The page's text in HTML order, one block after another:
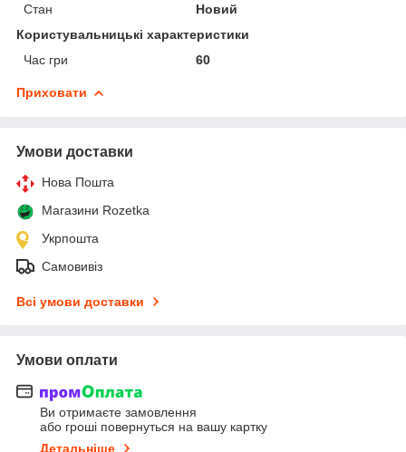
Стан
Новий
Користувальницькі характеристики
Час гри
60
Приховати
Умови доставки
Нова Пошта
Магазини Rozetka
Укрпошта
Самовивіз
Всі умови доставки
Умови оплати
Ви отримаєте замовлення
або гроші повернуться на вашу картку
Детальніше